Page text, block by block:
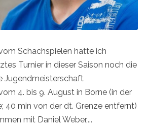
Schachspielen hatte ich
Turnier in dieser Saison noch die
Jugendmeisterschaft
4. bis 9. August in Borne (in der
40 min von der dt. Grenze entfernt)
mit Daniel Weber,...